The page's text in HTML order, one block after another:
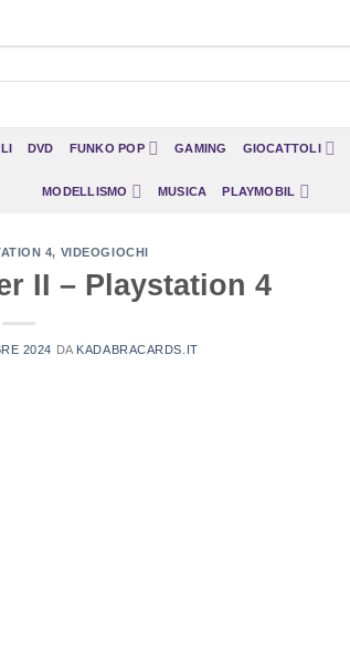
DVD FUNKO POP GAMING GIOCATTOLI
MODELLISMO MUSICA PLAYMOBIL
4, VIDEOGIOCHI
II – Playstation 4
2024 DA KADABRACARDS.IT